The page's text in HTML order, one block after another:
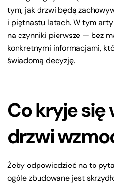
tym, jak drzwi będą
i piętnastu latach. W tym
na czynniki pierwsze — bez
konkretnymi informacjami,
świadomą decyzję.
Co kryje się
drzwi
Żeby odpowiedzieć na to
ogóle zbudowane jest